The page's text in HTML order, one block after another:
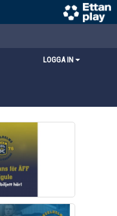
LOGGA IN